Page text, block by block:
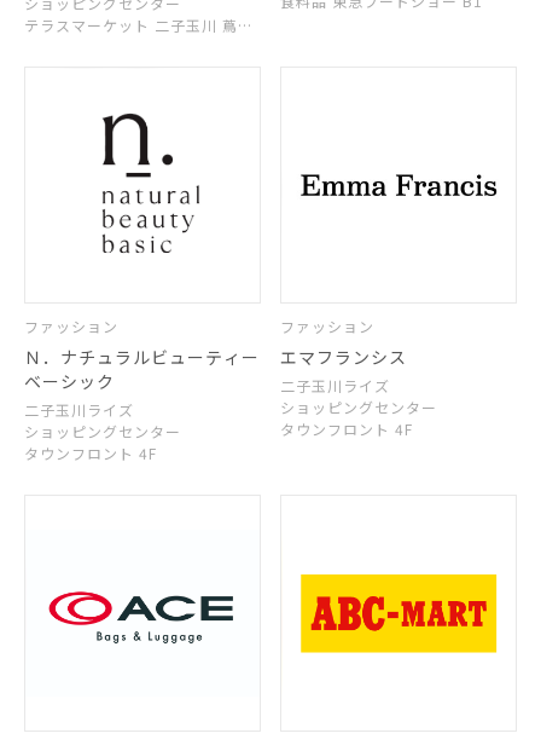
テラスマーケット 二子玉川 蔦屋
ファッション
Ｎ．ナチュラルビューティー
ベーシック
二子玉川ライズ
ショッピングセンター
タウンフロント 4F
ファッション
エマフランシス
二子玉川ライズ
ショッピングセンター
タウンフロント 4F